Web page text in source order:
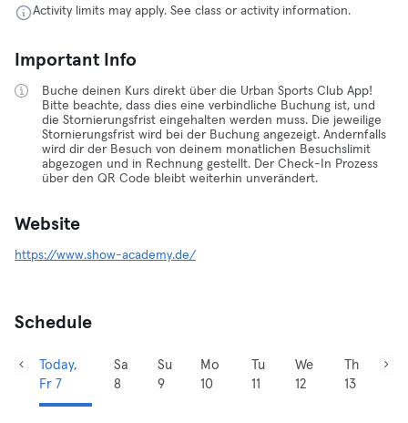
Activity limits may apply. See class or activity information.
Important Info
Buche deinen Kurs direkt über die Urban Sports Club App!
Bitte beachte, dass dies eine verbindliche Buchung ist, und
die Stornierungsfrist eingehalten werden muss. Die jeweilige
Stornierungsfrist wird bei der Buchung angezeigt. Andernfalls
wird dir der Besuch von deinem monatlichen Besuchslimit
abgezogen und in Rechnung gestellt. Der Check-In Prozess
über den QR Code bleibt weiterhin unverändert.
Website
https://www.show-academy.de/
Schedule
Today,
Fr 7
Sa
8
Su
9
Mo
10
Tu
11
We
12
Th
13